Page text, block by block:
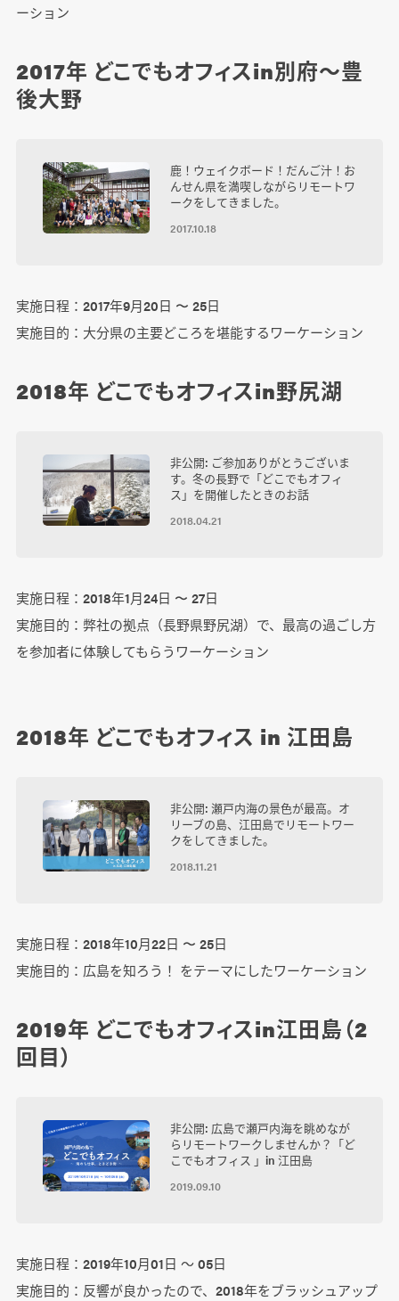
ーション
2017年 どこでもオフィスin別府～豊
後大野
鹿！ウェイクボード！だんご汁！お
んせん県を満喫しながらリモートワ
ークをしてきました。
2017.10.18
実施日程：2017年9月20日 〜 25日
実施目的：大分県の主要どころを堪能するワーケーション
2018年 どこでもオフィスin野尻湖
非公開: ご参加ありがとうございま
す。冬の長野で「どこでもオフィ
ス」を開催したときのお話
2018.04.21
実施日程：2018年1月24日 〜 27日
実施目的：弊社の拠点（長野県野尻湖）で、最高の過ごし方
を参加者に体験してもらうワーケーション
2018年 どこでもオフィス in 江田島
非公開: 瀬戸内海の景色が最高。オ
リーブの島、江田島でリモートワー
クをしてきました。
2018.11.21
実施日程：2018年10月22日 〜 25日
実施目的：広島を知ろう！ をテーマにしたワーケーション
2019年 どこでもオフィスin江田島（2
回目）
非公開: 広島で瀬戸内海を眺めなが
らリモートワークしませんか？「ど
こでもオフィス 」in 江田島
2019.09.10
実施日程：2019年10月01日 ～ 05日
実施目的：反響が良かったので、2018年をブラッシュアップ